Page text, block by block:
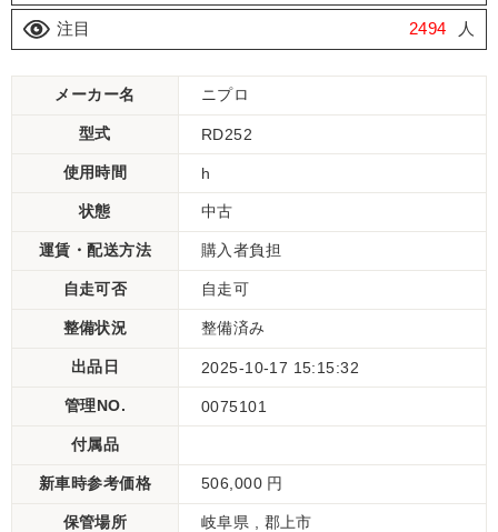
注目 2494 人
メーカー名 ニプロ
型式 RD252
使用時間 h
状態 中古
運賃・配送方法 購入者負担
自走可否 自走可
整備状況 整備済み
出品日 2025-10-17 15:15:32
管理NO. 0075101
付属品
新車時参考価格 506,000 円
保管場所 岐阜県 , 郡上市